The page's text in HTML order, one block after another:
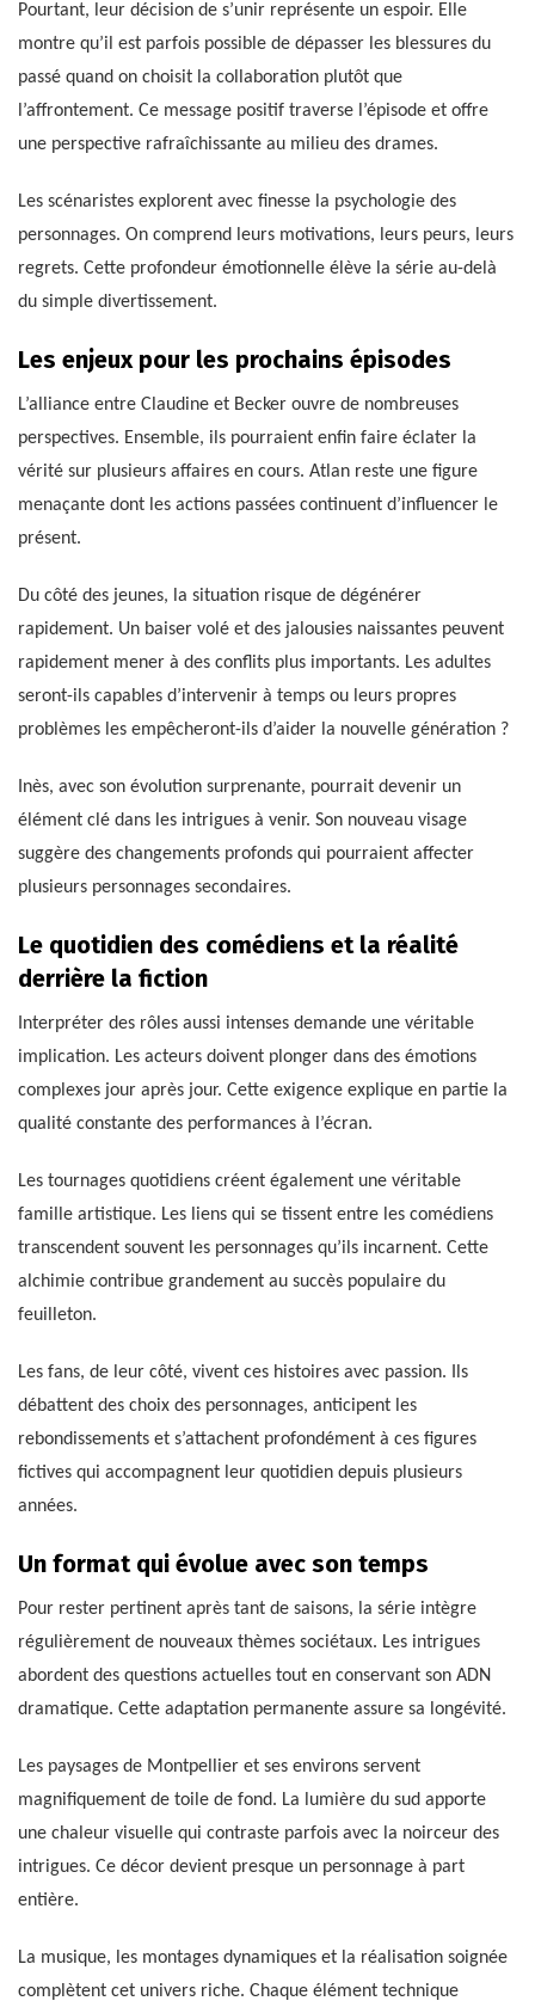
Pourtant, leur décision de s’unir représente un espoir. Elle
montre qu’il est parfois possible de dépasser les blessures du
passé quand on choisit la collaboration plutôt que
l’affrontement. Ce message positif traverse l’épisode et offre
une perspective rafraîchissante au milieu des drames.
Les scénaristes explorent avec finesse la psychologie des
personnages. On comprend leurs motivations, leurs peurs, leurs
regrets. Cette profondeur émotionnelle élève la série au-delà
du simple divertissement.
Les enjeux pour les prochains épisodes
L’alliance entre Claudine et Becker ouvre de nombreuses
perspectives. Ensemble, ils pourraient enfin faire éclater la
vérité sur plusieurs affaires en cours. Atlan reste une figure
menaçante dont les actions passées continuent d’influencer le
présent.
Du côté des jeunes, la situation risque de dégénérer
rapidement. Un baiser volé et des jalousies naissantes peuvent
rapidement mener à des conflits plus importants. Les adultes
seront-ils capables d’intervenir à temps ou leurs propres
problèmes les empêcheront-ils d’aider la nouvelle génération ?
Inès, avec son évolution surprenante, pourrait devenir un
élément clé dans les intrigues à venir. Son nouveau visage
suggère des changements profonds qui pourraient affecter
plusieurs personnages secondaires.
Le quotidien des comédiens et la réalité
derrière la fiction
Interpréter des rôles aussi intenses demande une véritable
implication. Les acteurs doivent plonger dans des émotions
complexes jour après jour. Cette exigence explique en partie la
qualité constante des performances à l’écran.
Les tournages quotidiens créent également une véritable
famille artistique. Les liens qui se tissent entre les comédiens
transcendent souvent les personnages qu’ils incarnent. Cette
alchimie contribue grandement au succès populaire du
feuilleton.
Les fans, de leur côté, vivent ces histoires avec passion. Ils
débattent des choix des personnages, anticipent les
rebondissements et s’attachent profondément à ces figures
fictives qui accompagnent leur quotidien depuis plusieurs
années.
Un format qui évolue avec son temps
Pour rester pertinent après tant de saisons, la série intègre
régulièrement de nouveaux thèmes sociétaux. Les intrigues
abordent des questions actuelles tout en conservant son ADN
dramatique. Cette adaptation permanente assure sa longévité.
Les paysages de Montpellier et ses environs servent
magnifiquement de toile de fond. La lumière du sud apporte
une chaleur visuelle qui contraste parfois avec la noirceur des
intrigues. Ce décor devient presque un personnage à part
entière.
La musique, les montages dynamiques et la réalisation soignée
complètent cet univers riche. Chaque élément technique